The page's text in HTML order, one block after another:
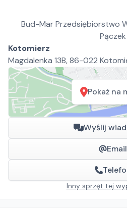
Bud-Mar Przedsiębiorstwo
Pączek
Kotomierz
Magdalenka 13B, 86-022
Pokaż na
Wyślij
Email
Inny sprzęt tej